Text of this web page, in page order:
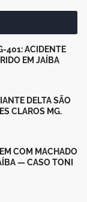
401: ACIDENTE
EM JAÍBA
DELTA SÃO
CLAROS MG.
COM MACHADO
— CASO TONI